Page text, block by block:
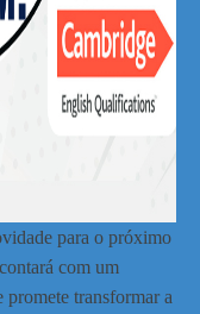
para o próximo
com um
transformar a